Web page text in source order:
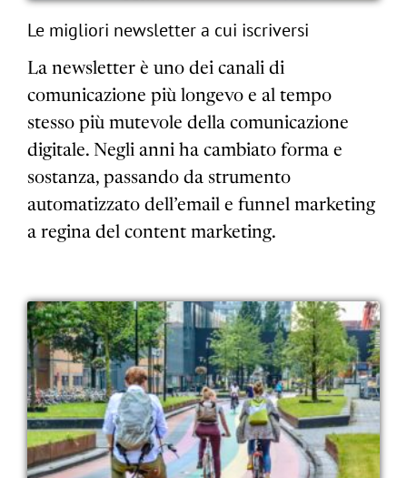
Le migliori newsletter a cui iscriversi
La newsletter è uno dei canali di
comunicazione più longevo e al tempo
stesso più mutevole della comunicazione
digitale. Negli anni ha cambiato forma e
sostanza, passando da strumento
automatizzato dell’email e funnel marketing
a regina del content marketing.